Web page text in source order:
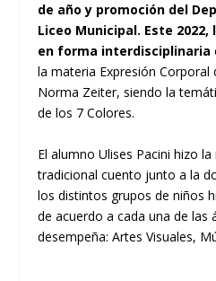
de año y promoción del
Liceo Municipal. Este
en forma interdisciplinaria
la materia Expresión
Norma Zeiter, siendo la
de los 7 Colores.
El alumno Ulises Pacini hizo
tradicional cuento junto a la
los distintos grupos de niños
de acuerdo a cada una de las
desempeña: Artes Visuales,